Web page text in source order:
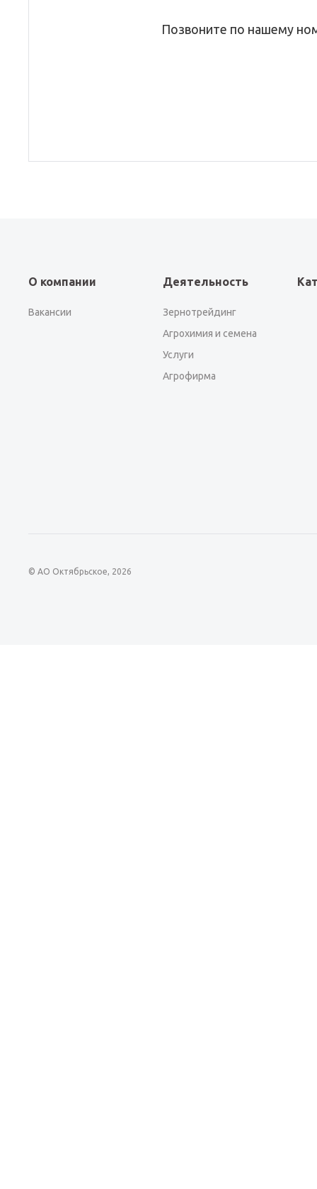
Позвоните по нашему
О компании
Вакансии
Деятельность
Зернотрейдинг
Агрохимия и семена
Услуги
Агрофирма
© АО Октябрьское, 2026